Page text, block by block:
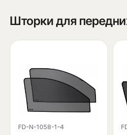
Шторки для
FD-N-1058-1-4